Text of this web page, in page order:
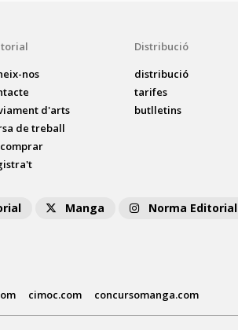
nos
d'arts
de treball
Distribució
distribució
tarifes
butlletins
Manga Norma Editorial
cimoc.com concursomanga.com